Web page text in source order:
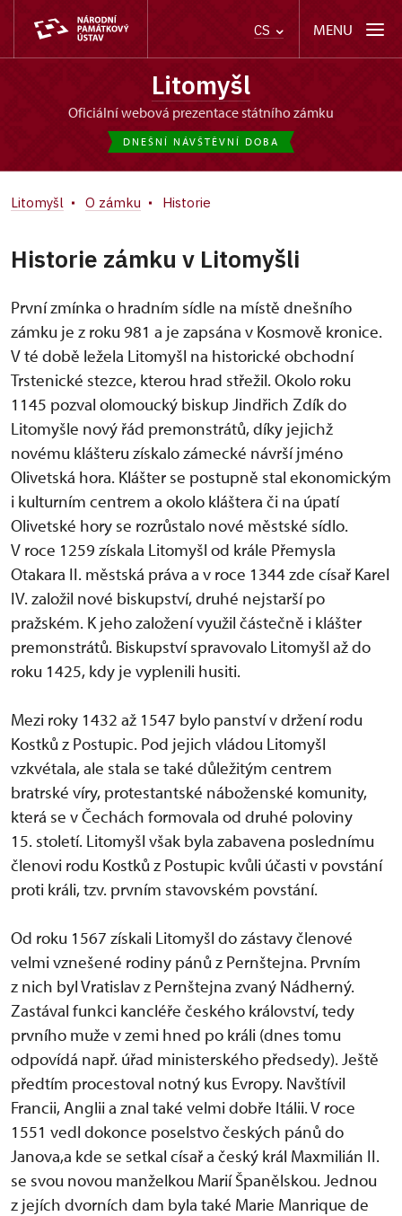
CS MENU
Litomyšl
oficiální webová prezentace státního zámku
DNEŠNÍ NÁVŠTĚVNÍ DOBA
Litomyšl O zámku Historie
Historie zámku v Litomyšli
První zmínka o hradním sídle na místě dnešního
zámku je z roku 981 a je zapsána v Kosmově kronice.
V té době ležela Litomyšl na historické obchodní
Trstenické stezce, kterou hrad střežil. Okolo roku
1145 pozval olomoucký biskup Jindřich Zdík do
Litomyšle nový řád premonstrátů, díky jejichž
novému klášteru získalo zámecké návrší jméno
Olivetská hora. Klášter se postupně stal ekonomickým
i kulturním centrem a okolo kláštera či na úpatí
Olivetské hory se rozrůstalo nové městské sídlo.
V roce 1259 získala Litomyšl od krále Přemysla
Otakara II. městská práva a v roce 1344 zde císař Karel
IV. založil nové biskupství, druhé nejstarší po
pražském. K jeho založení využil částečně i klášter
premonstrátů. Biskupství spravovalo Litomyšl až do
roku 1425, kdy je vyplenili husiti.
Mezi roky 1432 až 1547 bylo panství v držení rodu
Kostků z Postupic. Pod jejich vládou Litomyšl
vzkvétala, ale stala se také důležitým centrem
bratrské víry, protestantské náboženské komunity,
která se v Čechách formovala od druhé poloviny
15. století. Litomyšl však byla zabavena poslednímu
členovi rodu Kostků z Postupic kvůli účasti v povstání
proti králi, tzv. prvním stavovském povstání.
Od roku 1567 získali Litomyšl do zástavy členové
velmi vznešené rodiny pánů z Pernštejna. Prvním
z nich byl Vratislav z Pernštejna zvaný Nádherný.
Zastával funkci kancléře českého království, tedy
prvního muže v zemi hned po králi (dnes tomu
odpovídá např. úřad ministerského předsedy). Ještě
předtím procestoval notný kus Evropy. Navštívil
Francii, Anglii a znal také velmi dobře Itálii. V roce
1551 vedl dokonce poselstvo českých pánů do
Janova,a kde se setkal císař a český král Maxmilián II.
se svou novou manželkou Marií Španělskou. Jednou
z jejích dvorních dam byla také Marie Manrique de